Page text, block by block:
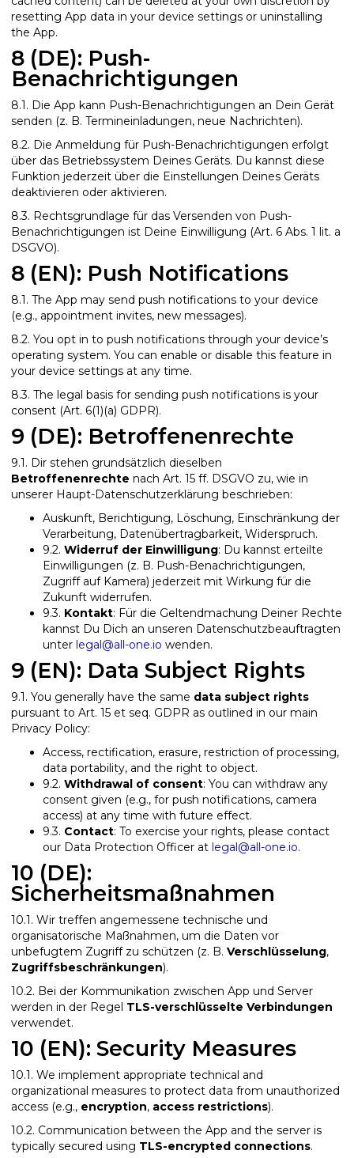
resetting App data in your device settings or uninstalling
the App.
8 (DE): Push-
Benachrichtigungen
8.1. Die App kann Push-Benachrichtigungen an Dein Gerät
senden (z. B. Termineinladungen, neue Nachrichten).
8.2. Die Anmeldung für Push-Benachrichtigungen erfolgt
über das Betriebssystem Deines Geräts. Du kannst diese
Funktion jederzeit über die Einstellungen Deines Geräts
deaktivieren oder aktivieren.
8.3. Rechtsgrundlage für das Versenden von Push-
Benachrichtigungen ist Deine Einwilligung (Art. 6 Abs. 1 lit. a
DSGVO).
8 (EN): Push Notifications
8.1. The App may send push notifications to your device
(e.g., appointment invites, new messages).
8.2. You opt in to push notifications through your device’s
operating system. You can enable or disable this feature in
your device settings at any time.
8.3. The legal basis for sending push notifications is your
consent (Art. 6(1)(a) GDPR).
9 (DE): Betroffenenrechte
9.1. Dir stehen grundsätzlich dieselben
Betroffenenrechte nach Art. 15 ff. DSGVO zu, wie in
unserer Haupt-Datenschutzerklärung beschrieben:
Auskunft, Berichtigung, Löschung, Einschränkung der
Verarbeitung, Datenübertragbarkeit, Widerspruch.
9.2.Widerruf der Einwilligung: Du kannst erteilte
Einwilligungen (z. B. Push-Benachrichtigungen,
Zugriff auf Kamera) jederzeit mit Wirkung für die
Zukunft widerrufen.
9.3. Kontakt: Für die Geltendmachung Deiner Rechte
kannst Du Dich an unseren Datenschutzbeauftragten
unterlegal@all-one.io wenden.
9 (EN): Data Subject Rights
9.1. You generally have the same data subject rights
pursuant to Art. 15 et seq. GDPR as outlined in our main
Privacy Policy:
Access, rectification, erasure, restriction of processing,
data portability, and the right to object.
9.2.Withdrawal of consent: You can withdraw any
consent given (e.g., for push notifications, camera
access) at any time with future effect.
9.3. Contact: To exercise your rights, please contact
our Data Protection Officer atlegal@all-one.io.
10 (DE):
Sicherheitsmaßnahmen
10.1. Wir treffen angemessene technische und
organisatorische Maßnahmen, um die Daten vor
unbefugtem Zugriff zu schützen (z. B.Verschlüsselung,
Zugriffsbeschränkungen).
10.2. Bei der Kommunikation zwischen App und Server
werden in der Regel TLS-verschlüsselte Verbindungen
verwendet.
10 (EN): Security Measures
10.1. We implement appropriate technical and
organizational measures to protect data from unauthorized
access (e.g., encryption, access restrictions).
10.2. Communication between the App and the server is
typically secured using TLS-encrypted connections.